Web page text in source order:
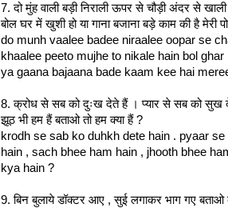
7. दो मुंह वाली बड़ी निराली ऊपर से चौड़ी अंदर से
बोल घर में खुशी हो या गाना बजाना बड़े काम की है मेरी
do munh vaalee badee niraalee oopar se
khaalee peeto mujhe to nikale hain bol
ya gaana bajaana bade kaam kee hai
8. क्रोध से सब को दुःख देते हैं । प्यार से सब को सुख
झूठ भी हम हैं बताओ तो हम क्या हैं ?
krodh se sab ko duhkh dete hain . pyaar
hain , sach bhee ham hain , jhooth bhee
kya hain ?
9. बिन बुलाये डॉक्टर आए , सुई लगाकर भाग गए